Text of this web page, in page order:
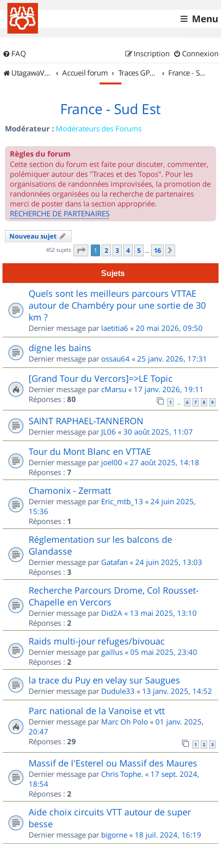
Menu
FAQ Connexion
Inscription
UtagawaVTT (Randos VTT et VTTAE avec traces GPS)
Accueil forum Traces GPS de randos VTT France - Sud Est
France - Sud Est
Modérateur : Modérateurs des Forums
Règles du forum
Cette section du forum est faite pour discuter, commenter,
polémiquer autour des "Traces et des Topos". Pour les
organisations de randonnées improvisées, la promotion de
randonnées organisées ou la recherche de partenaires
merci de poster dans la section appropriée.
RECHERCHE DE PARTENAIRES
Nouveau sujet
452 sujets Page 1sur
1 2 3 4 5 … 16
Sujets
Quels sont les meilleurs parcours VTTAE
autour de Chambéry pour une sortie de 30
km ?
Dernier message par laetitia6 « 20 mai 2026, 09:50
digne les bains
Dernier message par ossau64 « 25 janv. 2026, 17:31
[Grand Tour du Vercors]=>LE Topic
Dernier message par cMarsu « 17 janv. 2026, 19:11
Réponses : 80 1 … 6 7 8 9
SAINT RAPHAEL-TANNERON
Dernier message par JL06 « 30 août 2025, 11:07
Tour du Mont Blanc en VTTAE
Dernier message par joel00 « 27 août 2025, 14:18
Réponses : 7
Chamonix - Zermatt
Dernier message par Eric_mtb_13 « 24 juin 2025,
15:36
Réponses : 1
Réglementation sur les balcons de
Glandasse
Dernier message par Gatafan « 24 juin 2025, 13:03
Réponses : 3
Recherche Parcours Drome, Col Rousset-
Chapelle en Vercors
Dernier message par Did2A « 13 mai 2025, 13:10
Réponses : 2
Raids multi-jour refuges/bivouac
Dernier message par gaillus « 05 mai 2025, 23:40
Réponses : 2
la trace du Puy en velay sur Saugues
Dernier message par Dudule33 « 13 janv. 2025, 14:52
Parc national de la Vanoise et vtt
Dernier message par Marc Oh Polo « 01 janv. 2025,
20:47
Réponses : 29 1 2 3
Massif de l'Esterel ou Massif des Maures
Dernier message par Chris Tophe. « 17 sept. 2024,
18:54
Réponses : 2
Aide choix circuits VTT autour de super
besse
Dernier message par bigorne « 18 juil. 2024, 16:19